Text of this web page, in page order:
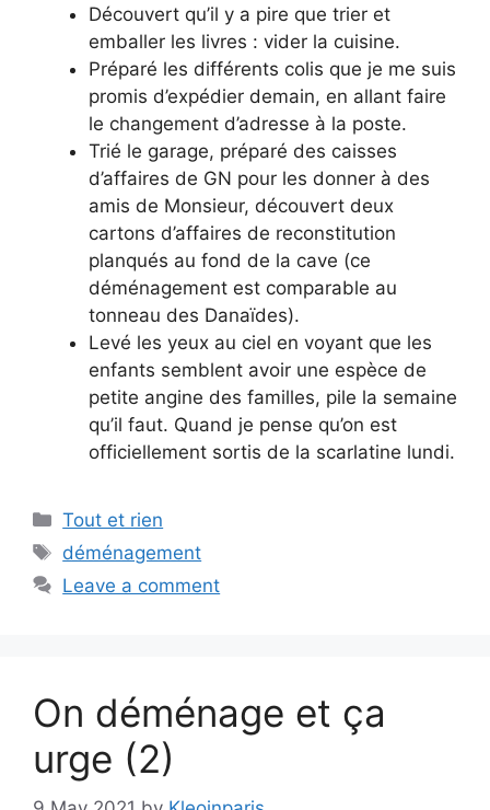
Découvert qu’il y a pire que trier et
emballer les livres : vider la cuisine.
Préparé les différents colis que je me suis
promis d’expédier demain, en allant faire
le changement d’adresse à la poste.
Trié le garage, préparé des caisses
d’affaires de GN pour les donner à des
amis de Monsieur, découvert deux
cartons d’affaires de reconstitution
planqués au fond de la cave (ce
déménagement est comparable au
tonneau des Danaïdes).
Levé les yeux au ciel en voyant que les
enfants semblent avoir une espèce de
petite angine des familles, pile la semaine
qu’il faut. Quand je pense qu’on est
officiellement sortis de la scarlatine lundi.
Categories
Tout et rien
Tags
déménagement
Leave a comment
On déménage et ça
urge (2)